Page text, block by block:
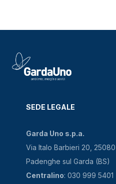
SEDE LEGALE
Garda Uno s.p.a.
Via Italo Barbieri 20, 25080
Padenghe sul Garda (BS)
Centralino: 030 999 5401